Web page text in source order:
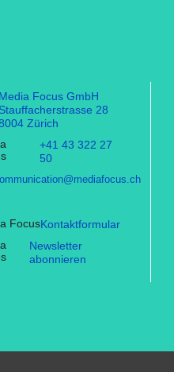
Media Focus GmbH
Stauffacherstrasse 28
Zürich
+41 43 322 27
50
Kontaktformular
Newsletter
abonnieren